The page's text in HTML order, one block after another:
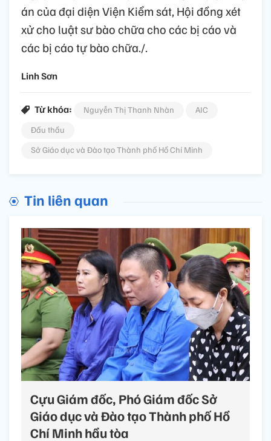
án của đại diện Viện Kiểm sát, Hội đồng xét
xử cho luật sư bào chữa cho các bị cáo và
các bị cáo tự bào chữa./.
Linh Sơn
Từ khóa: Nguyễn Thị Thanh Nhàn
AIC
Đấu thầu
Sở Giáo dục và Đào tạo Thành phố Hồ Chí Minh
Tin liên quan
Cựu Giám đốc, Phó Giám đốc Sở
Giáo dục và Đào tạo Thành phố Hồ
Chí Minh hầu tòa